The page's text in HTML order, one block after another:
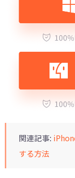
関連記事:
する方法